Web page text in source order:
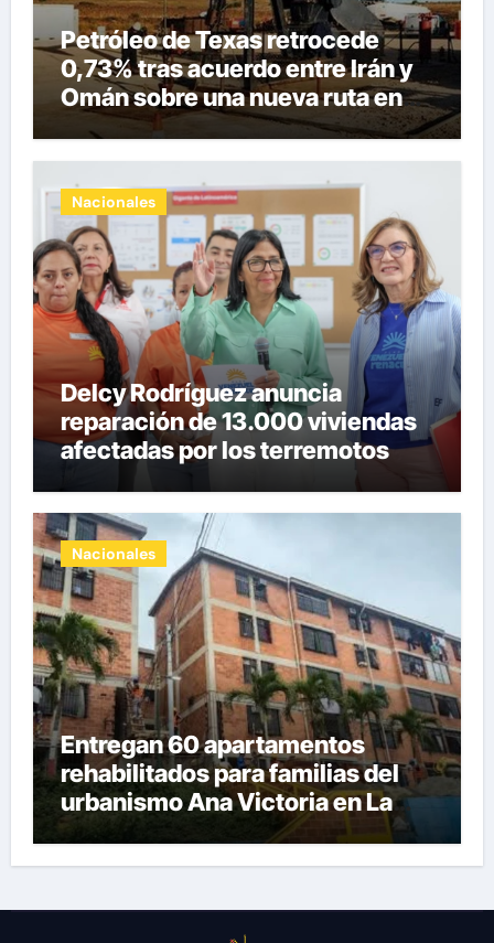
Petróleo de Texas retrocede
0,73% tras acuerdo entre Irán y
Omán sobre una nueva ruta en
Ormuz
Nacionales
Delcy Rodríguez anuncia
reparación de 13.000 viviendas
afectadas por los terremotos
Nacionales
Entregan 60 apartamentos
rehabilitados para familias del
urbanismo Ana Victoria en La
Guaira